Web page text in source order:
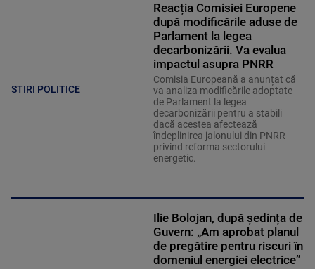
STIRI POLITICE
Reacția Comisiei Europene
după modificările aduse de
Parlament la legea
decarbonizării. Va evalua
impactul asupra PNRR
Comisia Europeană a anunțat că
va analiza modificările adoptate
de Parlament la legea
decarbonizării pentru a stabili
dacă acestea afectează
îndeplinirea jalonului din PNRR
privind reforma sectorului
energetic.
Ilie Bolojan, după ședința de
Guvern: „Am aprobat planul
de pregătire pentru riscuri în
domeniul energiei electrice”